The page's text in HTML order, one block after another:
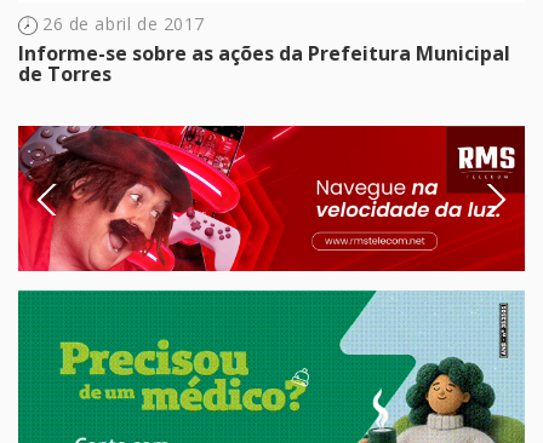
26 de abril de 2017
Informe-se sobre as ações da Prefeitura Municipal
de Torres
Previous Next